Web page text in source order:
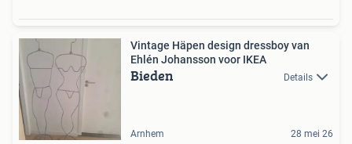
Vintage Häpen design dressboy van
Ehlén Johansson voor IKEA
Bieden Details
Arnhem 28 mei 26